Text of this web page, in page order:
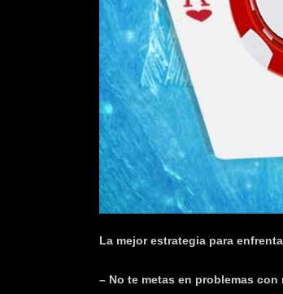
e
r
.
La mejor estrategia para
– No te metas en problemas